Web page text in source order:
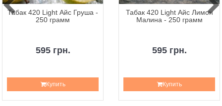
Табак 420 Light Айс Груша -
250 грамм
595 грн.
Купить
Табак 420 Light Айс Лимон
Малина - 250 грамм
595 грн.
Купить